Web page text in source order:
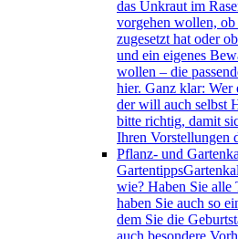
das Unkraut im
vorgehen wollen,
zugesetzt hat oder
und ein eigenes
wollen – die
hier. Ganz klar: Wer
der will auch selbst
bitte richtig, damit
Ihren Vorstellungen
Pflanz- und
Gartentipps
wie? Haben Sie
haben Sie auch so
dem Sie die
auch besondere